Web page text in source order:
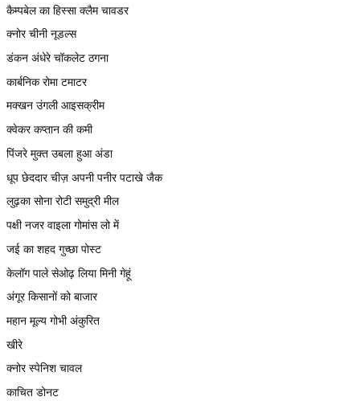
कैम्पबेल का हिस्सा क्लैम चावडर
क्नोर चीनी नूडल्स
डंकन अंधेरे चॉकलेट ठगना
कार्बनिक रोमा टमाटर
मक्खन उंगली आइसक्रीम
क्वेकर कप्तान की कमी
पिंजरे मुक्त उबला हुआ अंडा
धूप छेददार चीज़ अपनी पनीर पटाखे जैक
लुढ़का सोना रोटी समुद्री मील
पक्षी नजर वाइला गोमांस लो में
जई का शहद गुच्छा पोस्ट
केलॉग पाले सेओढ़ लिया मिनी गेहूं
अंगूर किसानों को बाजार
महान मूल्य गोभी अंकुरित
खीरे
क्नोर स्पेनिश चावल
काचित डोनट